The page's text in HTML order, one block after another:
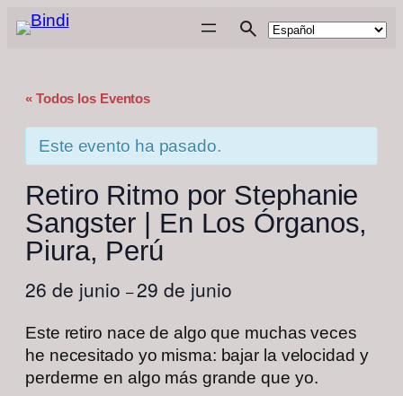
« Todos los Eventos
Este evento ha pasado.
Retiro Ritmo por Stephanie
Sangster | En Los Órganos,
Piura, Perú
26 de junio –29 de junio
Este retiro nace de algo que muchas veces
he necesitado yo misma: bajar la velocidad y
perderme en algo más grande que yo.